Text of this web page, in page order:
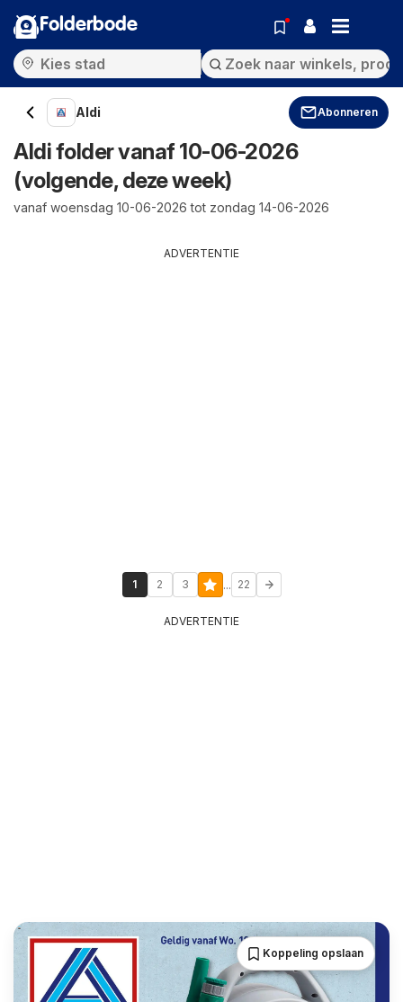
Folderbode
Aldi Abonneren
Aldi folder vanaf 10-06-2026
(volgende, deze week)
vanaf woensdag 10-06-2026 tot zondag 14-06-2026
ADVERTENTIE
1 2 3 ... 22
ADVERTENTIE
Koppeling opslaan